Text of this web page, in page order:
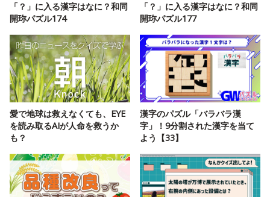
「？」に入る漢字はなに？和同
開珎パズル174
「？」に入る漢字はなに？和同
開珎パズル177
愛で地球は救えなくても、EYE
を読み取るAIが人命を救うか
も？
漢字のパズル「バラバラ漢
字」！9分割された漢字を当て
よう【33】